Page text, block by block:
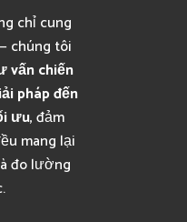
chỉ cung
chúng tôi
chiến
pháp đến
ưu, đảm
mang lại
đo lường